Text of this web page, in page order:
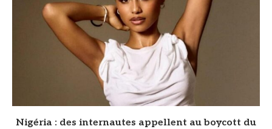
‎Nigéria : des internautes appellent au boycott du